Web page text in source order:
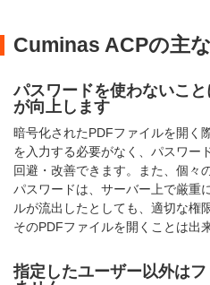
Cuminas ACPの主
パスワードを使わないこ
が向上します
暗号化されたPDFファイルを開く
を入力する必要がなく、パスワー
回避・改善できます。また、個々
パスワードは、サーバー上で厳重
ルが流出したとしても、適切な権
そのPDFファイルを開くことは出
指定したユーザー以外は